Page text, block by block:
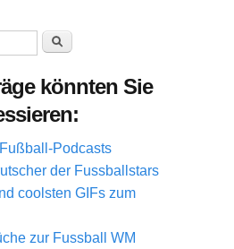
Suche
könnten Sie
Podcasts
der Fussballstars
coolsten GIFs zum
zur Fussball WM